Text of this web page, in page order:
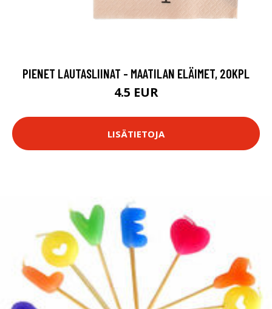
PIENET LAUTASLIINAT - MAATILAN ELÄIMET, 20KPL
4.5 EUR
LISÄTIETOJA